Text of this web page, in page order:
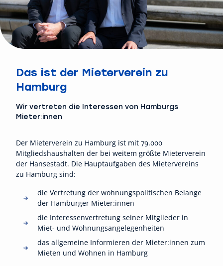
Das ist der Mieterverein zu
Hamburg
Wir vertreten die Interessen von Hamburgs
Mieter:innen
Der Mieterverein zu Hamburg ist mit 79.000
Mitgliedshaushalten der bei weitem größte Mieterverein
der Hansestadt. Die Hauptaufgaben des Mietervereins
zu Hamburg sind:
die Vertretung der wohnungspolitischen Belange
der Hamburger Mieter:innen
die Interessenvertretung seiner Mitglieder in
Miet- und Wohnungsangelegenheiten
das allgemeine Informieren der Mieter:innen zum
Mieten und Wohnen in Hamburg